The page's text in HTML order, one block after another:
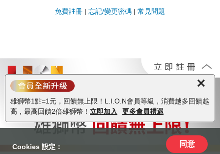
雄獅幣1點=1元，回饋無上限！L.I.O.N會員等級，消費越多回饋越
高，最高回饋2倍雄獅幣！ 立即加入 更多會員禮遇
免費註冊 | 忘記/變更密碼 | 常見問題
Cookies 設定： 同意